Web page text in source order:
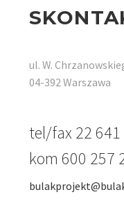
ul. W.
04-392 Warszawa
tel/fax 22 641
kom 600 257